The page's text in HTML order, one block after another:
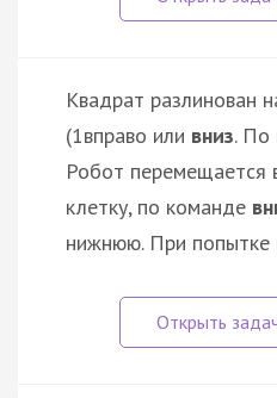
Квадрат разлинован
(1вправо или вниз. По
Робот перемещается
клетку, по команде
нижнюю. При попытке